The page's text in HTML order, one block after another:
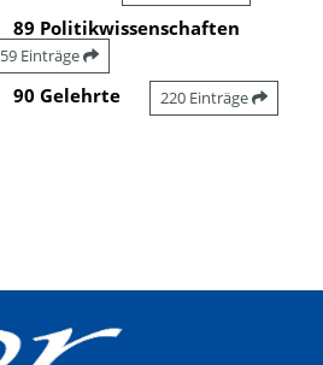
89 Politikwissenschaften
59 Einträge
90 Gelehrte 220 Einträge